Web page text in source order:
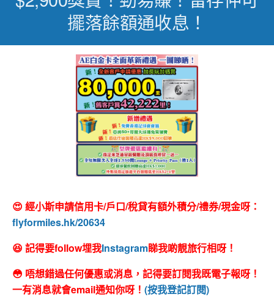
擺落餘額通收息！
😍 經小斯申請信用卡/戶口/稅貸有額外積分/禮券/現金呀：
flyformiles.hk/20634
😆 記得要follow埋我Instagram睇我啲靚旅行相呀！
😳 唔想錯過任何優惠或消息，記得要訂閱我既電子報呀！
一有消息就會email通知你呀！ (按我登記訂閱)